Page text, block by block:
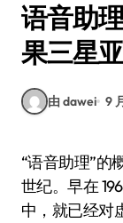
语音助
果三星
由 dawei 9
“语音助理”的概念，在消费者的心中酝酿了至少半个
世纪。早在
中，就已经对